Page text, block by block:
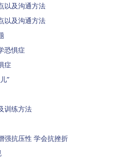
以及沟通方法
以及沟通方法
恐惧症
症
”
训练方法
强抗压性 学会抗挫折